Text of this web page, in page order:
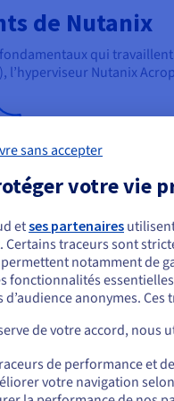
de Nutanix
qui
Nutanix
Acropolis
Acropolis Hypervisor
qui alimente
Il fournit une couche de
distribuée
d’exécuter
virtuelles (VM) sur un
cluster de nœuds. Acropolis
invités, notamment
et Linux, ainsi que des
semblez être
commander, rendez-vous sur
us.ovhcloud.com/learn
sans accepter
votre vie
etses partenaires
Certains traceurs sont
notamment de
fonctionnalités
d’audience anonymes.
de votre accord, nous
de performance et
votre navigation